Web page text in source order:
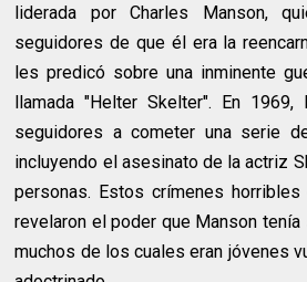
liderada por Charles Manson,
seguidores de que él era la
les predicó sobre una inminente
llamada "Helter Skelter". En
seguidores a cometer una serie
incluyendo el asesinato de la actriz
personas. Estos crímenes
revelaron el poder que Manson
muchos de los cuales eran jóvenes